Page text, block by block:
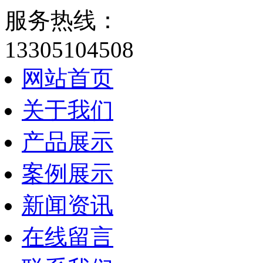
服务热线：
13305104508
网站首页
关于我们
产品展示
案例展示
新闻资讯
在线留言